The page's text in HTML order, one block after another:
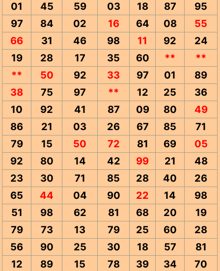
01
45 59 03 18 87
95
97
84 02 16 64 08
55
66
31 46 98 11 92
24
19
28 17 35 60 **
**
**
50 92 33 97 01
89
38
75 97 ** 12 25
36
10
92 41 87 09 80
49
86
21 03 26 67 85
71
79
15 50 72 81 69
05
92
80 14 42 99 21
48
23
30 71 85 28 40
26
65
44 04 90 22 14
98
51
98 62 81 68 20
19
79
73 13 79 25 60
28
56
90 25 30 18 57
81
12
89 15 78 39 34
70